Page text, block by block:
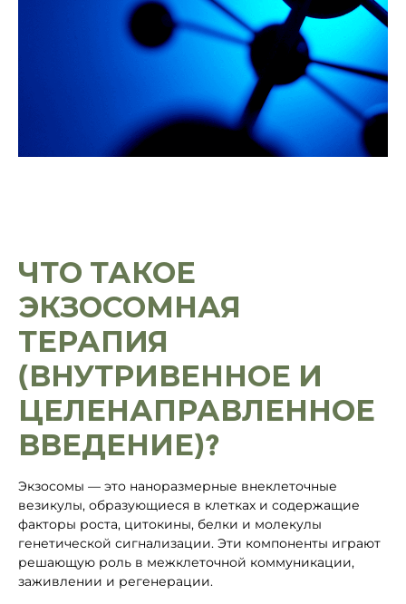
ЧТО ТАКОЕ
ЭКЗОСОМНАЯ
ТЕРАПИЯ
(ВНУТРИВЕННОЕ И
ЦЕЛЕНАПРАВЛЕННОЕ
ВВЕДЕНИЕ)?
Экзосомы — это наноразмерные внеклеточные
везикулы, образующиеся в клетках и содержащие
факторы роста, цитокины, белки и молекулы
генетической сигнализации. Эти компоненты играют
решающую роль в межклеточной коммуникации,
заживлении и регенерации.